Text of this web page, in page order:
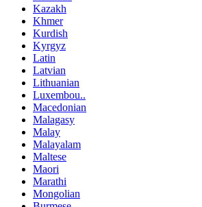
Kazakh
Khmer
Kurdish
Kyrgyz
Latin
Latvian
Lithuanian
Luxembou..
Macedonian
Malagasy
Malay
Malayalam
Maltese
Maori
Marathi
Mongolian